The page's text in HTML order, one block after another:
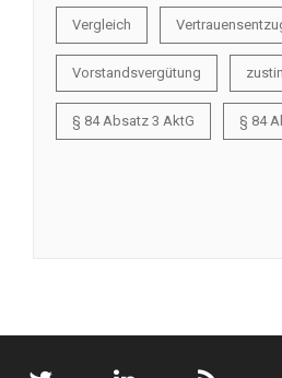
Vergleich
Vorstandsvergütung
§ 84 Absatz 3 AktG § 84